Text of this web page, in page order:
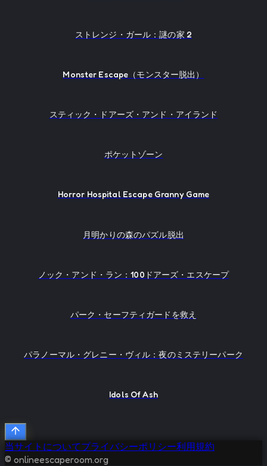
ストレンジ・ガール：謎の家 2
Monster Escape（モンスター脱出）
スティック・ドアーズ・アンド・アイランド
ポケットゾーン
Horror Hospital Escape Granny Game
月明かりの森のパズル脱出
ノック・アンド・ラン：100ドアーズ・エスケープ
パーク・セーフティガードを救え
パラノーマル・グレニー・ヴィル：夜のミステリーパーク
Idols Of Ash
当サイトについてプライバシーポリシー利用規約
© onlineescaperoom.org